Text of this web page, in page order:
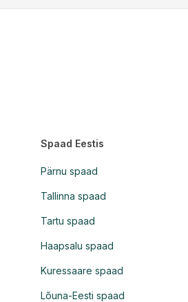
Spaad Eestis
Pärnu spaad
Tallinna spaad
Tartu spaad
Haapsalu spaad
Kuressaare spaad
Lõuna-Eesti spaad